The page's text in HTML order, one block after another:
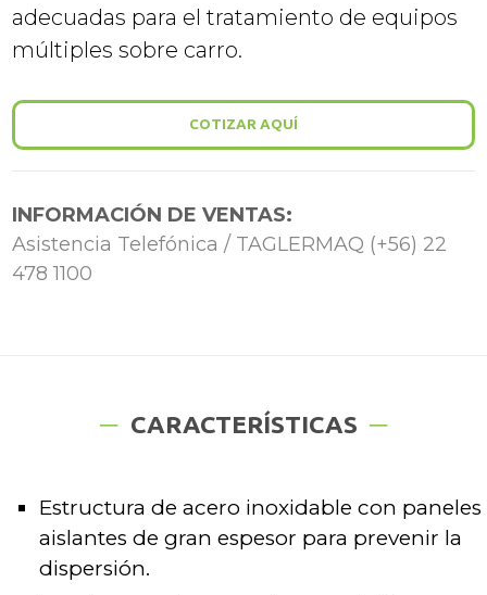
adecuadas para el tratamiento de equipos
múltiples sobre carro.
COTIZAR AQUÍ
INFORMACIÓN DE VENTAS:
Asistencia Telefónica / TAGLERMAQ (+56) 22
478 1100
CARACTERÍSTICAS
Estructura de acero inoxidable con paneles
aislantes de gran espesor para prevenir la
dispersión.